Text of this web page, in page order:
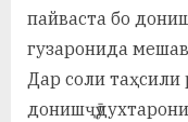
пайваста бо
гузаронида
Дар соли